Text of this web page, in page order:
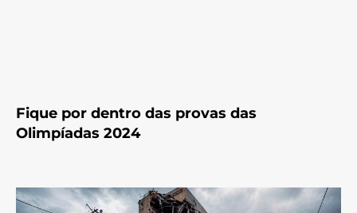
Fique por dentro das provas das
Olimpíadas 2024